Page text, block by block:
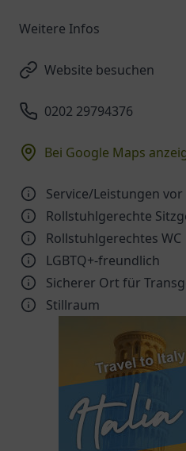
Weitere Infos
Website besuchen
0202 29794376
Bei Google Maps
Service/Leistungen
Rollstuhlgerechte
Rollstuhlgerechtes WC
LGBTQ+-freundlich
Sicherer Ort für
Stillraum